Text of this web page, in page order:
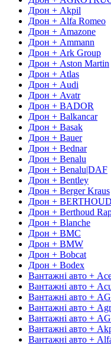
Дрон + Akpil
Дрон + Alfa Romeo
Дрон + Amazone
Дрон + Ammann
Дрон + Ark Group
Дрон + Aston Martin
Дрон + Atlas
Дрон + Audi
Дрон + Avatr
Дрон + BADOR
Дрон + Balkancar
Дрон + Basak
Дрон + Bauer
Дрон + Bednar
Дрон + Benalu
Дрон + Benalu|DAF
Дрон + Bentley
Дрон + Berger Kraus
Дрон + BERTHOUD
Дрон + Berthoud
Дрон + Blanche
Дрон + BMC
Дрон + BMW
Дрон + Bobcat
Дрон + Bodex
Вантажні авто +
Вантажні авто +
Вантажні авто +
Вантажні авто +
Вантажні авто +
Вантажні авто +
Вантажні авто +